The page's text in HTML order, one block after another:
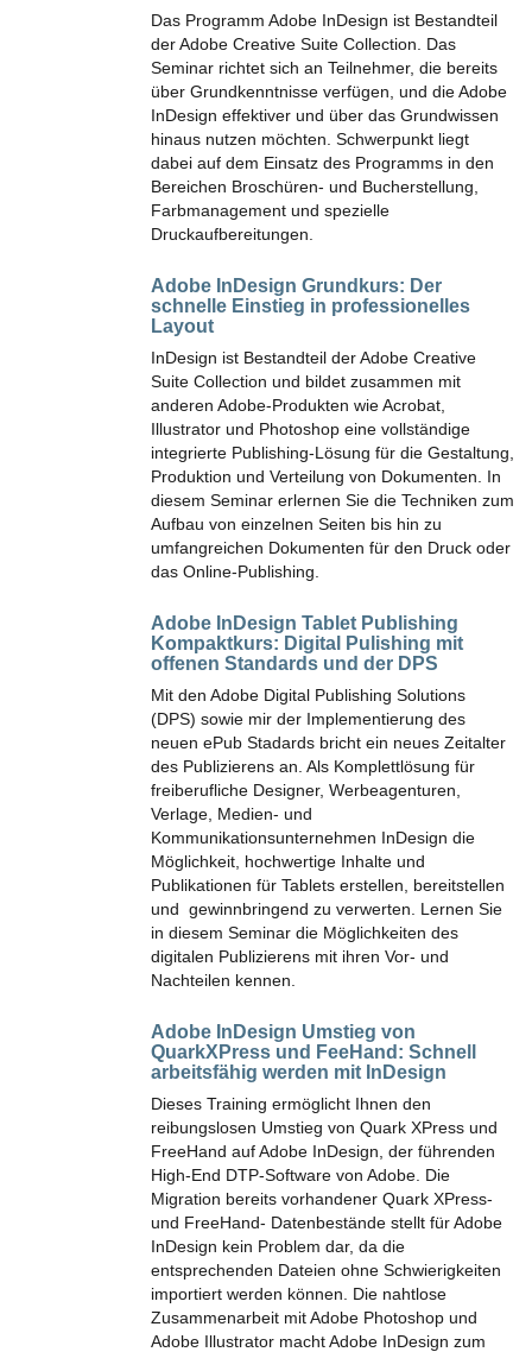
Das Programm Adobe InDesign ist Bestandteil
der Adobe Creative Suite Collection. Das
Seminar richtet sich an Teilnehmer, die bereits
über Grundkenntnisse verfügen, und die Adobe
InDesign effektiver und über das Grundwissen
hinaus nutzen möchten. Schwerpunkt liegt
dabei auf dem Einsatz des Programms in den
Bereichen Broschüren- und Bucherstellung,
Farbmanagement und spezielle
Druckaufbereitungen.
Adobe InDesign Grundkurs: Der
schnelle Einstieg in professionelles
Layout
InDesign ist Bestandteil der Adobe Creative
Suite Collection und bildet zusammen mit
anderen Adobe-Produkten wie Acrobat,
Illustrator und Photoshop eine vollständige
integrierte Publishing-Lösung für die Gestaltung,
Produktion und Verteilung von Dokumenten. In
diesem Seminar erlernen Sie die Techniken zum
Aufbau von einzelnen Seiten bis hin zu
umfangreichen Dokumenten für den Druck oder
das Online-Publishing.
Adobe InDesign Tablet Publishing
Kompaktkurs: Digital Pulishing mit
offenen Standards und der DPS
Mit den Adobe Digital Publishing Solutions
(DPS) sowie mir der Implementierung des
neuen ePub Stadards bricht ein neues Zeitalter
des Publizierens an. Als Komplettlösung für
freiberufliche Designer, Werbeagenturen,
Verlage, Medien- und
Kommunikationsunternehmen InDesign die
Möglichkeit, hochwertige Inhalte und
Publikationen für Tablets erstellen, bereitstellen
und gewinnbringend zu verwerten. Lernen Sie
in diesem Seminar die Möglichkeiten des
digitalen Publizierens mit ihren Vor- und
Nachteilen kennen.
Adobe InDesign Umstieg von
QuarkXPress und FeeHand: Schnell
arbeitsfähig werden mit InDesign
Dieses Training ermöglicht Ihnen den
reibungslosen Umstieg von Quark XPress und
FreeHand auf Adobe InDesign, der führenden
High-End DTP-Software von Adobe. Die
Migration bereits vorhandener Quark XPress-
und FreeHand- Datenbestände stellt für Adobe
InDesign kein Problem dar, da die
entsprechenden Dateien ohne Schwierigkeiten
importiert werden können. Die nahtlose
Zusammenarbeit mit Adobe Photoshop und
Adobe Illustrator macht Adobe InDesign zum